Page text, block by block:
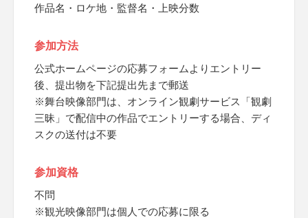
作品名・ロケ地・監督名・上映分数
参加方法
公式ホームページの応募フォームよりエントリー
後、提出物を下記提出先まで郵送
※舞台映像部門は、オンライン観劇サービス「観劇
三昧」で配信中の作品でエントリーする場合、ディ
スクの送付は不要
参加資格
不問
※観光映像部門は個人での応募に限る